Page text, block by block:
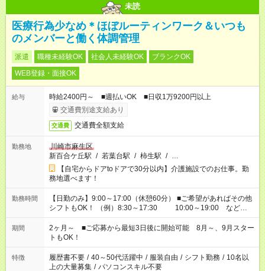
未読
医療行為少なめ＊ほぼルーティンワーク＆いつも
のメンバーと働く体調管理
派遣 職種未経験OK 社会人未経験OK
ブランクOK
WEB登録・面接OK
給与
時給2400円～ ■週払いOK ■日収1万9200円以上
交通費別途支給あり
交通費 交通費全額支給
勤務地
川崎市麻生区
新百合ケ丘駅 / 若葉台駅 / 柿生駅 / …
【自宅からドアtoドアで30分以内】介護施設でのお仕事。勤
務地選べます！
勤務時間
【日勤のみ】9:00～17:00（休憩60分） ■ご希望があればその他
シフトもOK！ （例）8:30～17:30 10:00～19:00 など
「家族とお休みを合わせたい」 「できれば残業はしたくない」
など、あなたのご希望に沿ったお仕事をご紹介します！ ※Wワ
ーク希望の方へ 今ご覧のお仕事で希望する勤務時間と、もう1つ
のお仕事の勤務時間。 合計で週40時間を超える場合は応募でき
ません
期間
2ヶ月～ ■ご応募から最短3日後に開始可能 8月～、9月スター
トもOK！
特徴 履歴書不要 / 40～50代活躍中 / 服装自由 / シフト勤務 / 10名以
上の大量募集 / パソコンスキル不要